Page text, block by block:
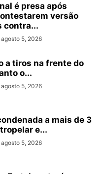
é presa após
versão
contra...
agosto 5, 2026
a tiros na frente do
o...
agosto 5, 2026
a mais de 3
e...
agosto 5, 2026